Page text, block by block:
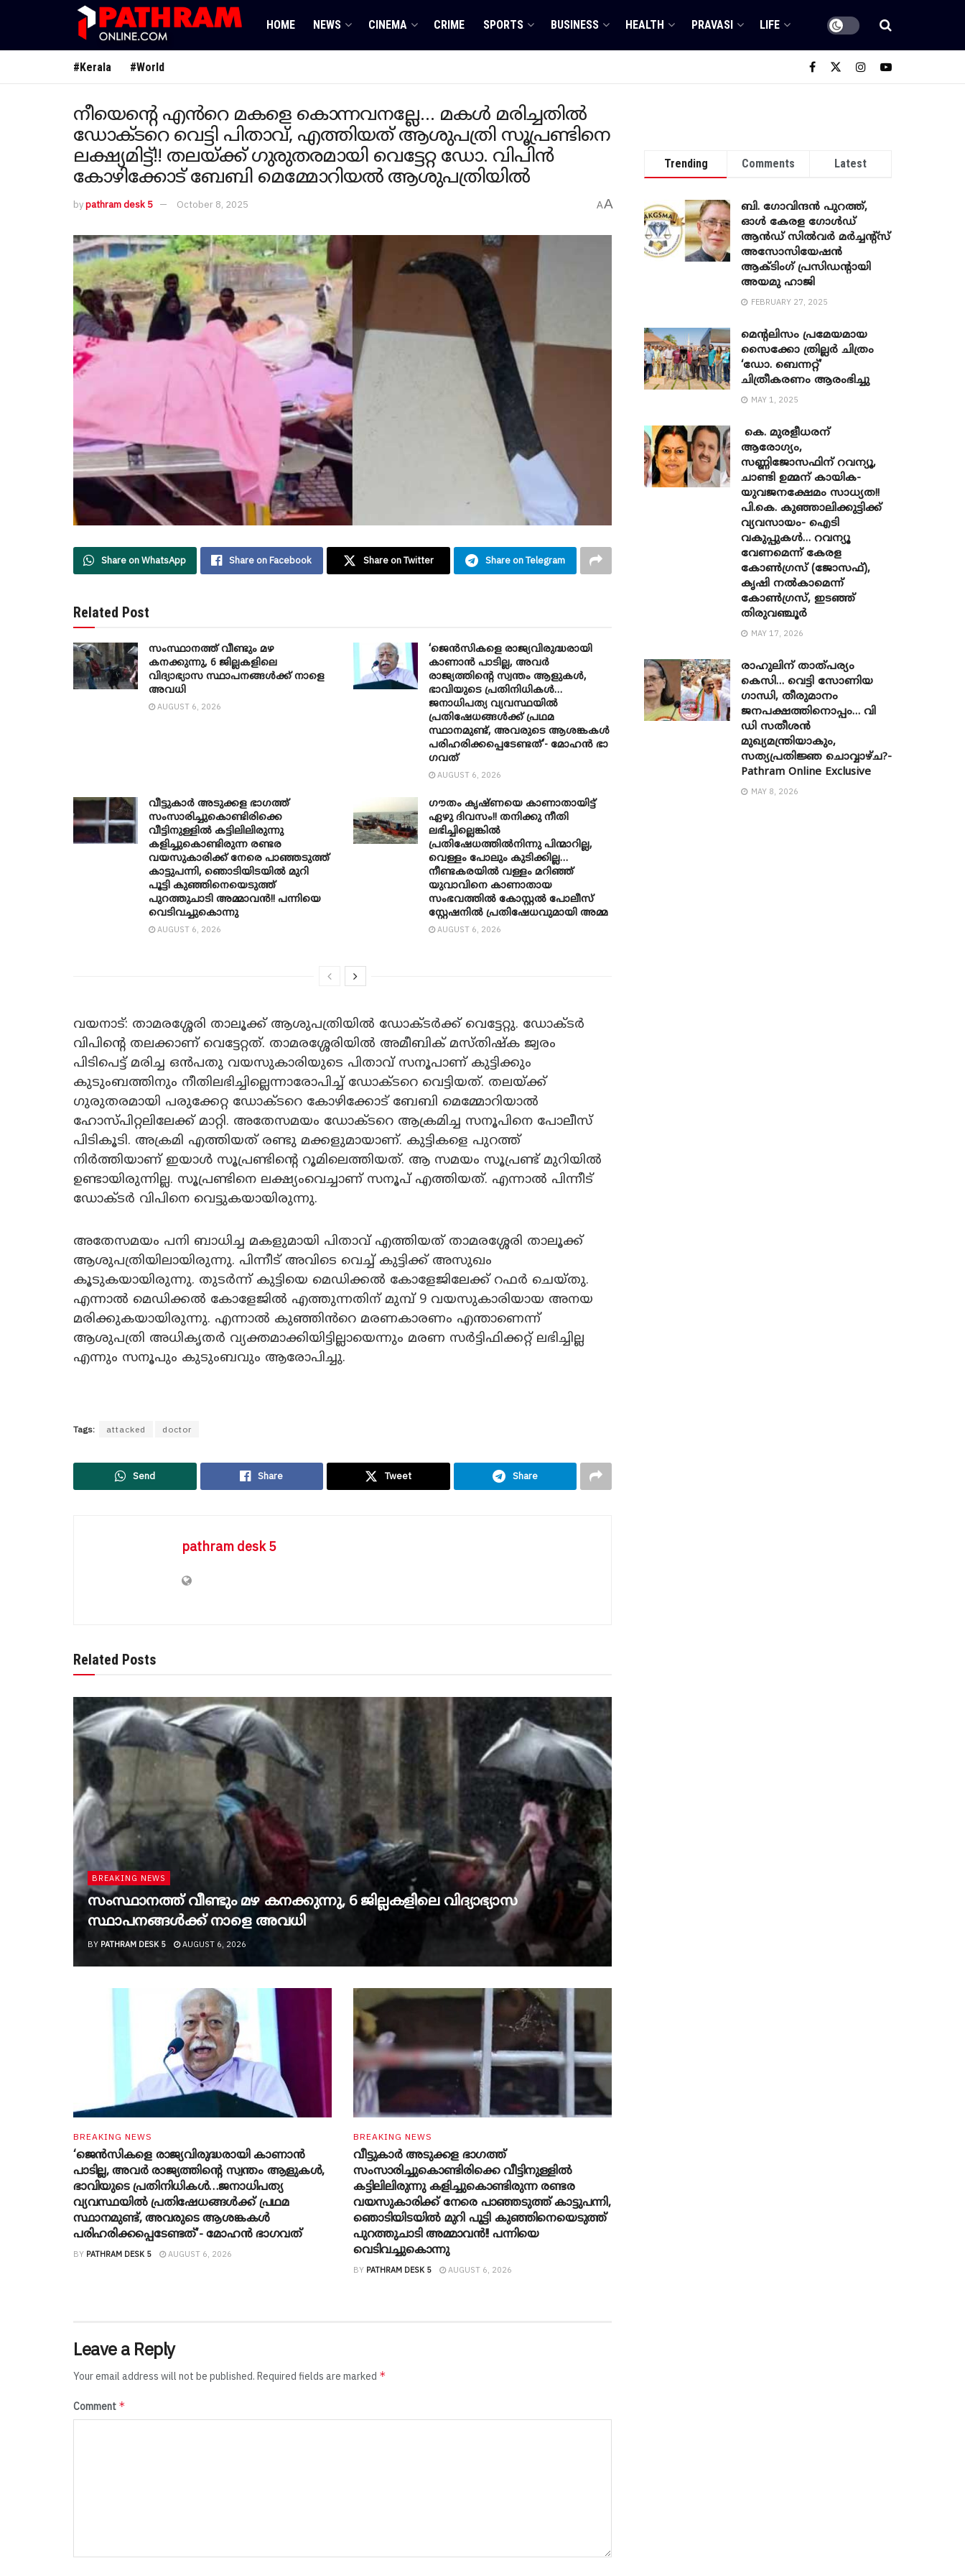
HOME NEWS CINEMA CRIME SPORTS BUSINESS HEALTH PRAVASI LIFE
#Kerala #World
നീയെന്റെ എൻറെ മകളെ കൊന്നവനല്ലേ… മകൾ മരിച്ചതിൽ
ഡോക്ടറെ വെട്ടി പിതാവ്, എത്തിയത് ആശുപത്രി സൂപ്രണ്ടിനെ
ലക്ഷ്യമിട്ട്!! തലയ്ക്ക് ​ഗുരുതരമായി വെട്ടേറ്റ ഡോ. വിപിൻ
കോഴിക്കോട് ബേബി മെമ്മോറിയൽ ആശുപത്രിയിൽ
bypathram desk 5 October 8, 2025 AA
Share on WhatsApp Share on Facebook Share on Twitter Share on Telegram
Related Post
സംസ്ഥാനത്ത് വീണ്ടും മഴ
കനക്കുന്നു, 6 ജില്ലകളിലെ
വിദ്യാഭ്യാസ സ്ഥാപനങ്ങൾക്ക് നാളെ
അവധി
AUGUST 6, 2026
‘ജെൻസികളെ രാജ്യവിരുദ്ധരായി
കാണാൻ പാടില്ല, അവർ
രാജ്യത്തിന്റെ സ്വന്തം ആളുകൾ,
ഭാവിയുടെ പ്രതിനിധികൾ…
ജനാധിപത്യ വ്യവസ്ഥയിൽ
പ്രതിഷേധങ്ങൾക്ക് പ്രഥമ
സ്ഥാനമുണ്ട്, അവരുടെ ആശങ്കകൾ
പരിഹരിക്കപ്പെടേണ്ടത്’- മോഹൻ ഭാ​
ഗവത്
AUGUST 6, 2026
വീട്ടുകാർ അ‌ടുക്കള ഭാ​ഗത്ത്
സംസാരിച്ചുകൊണ്ടിരിക്കെ
വീട്ടിനുള്ളിൽ കട്ടിലിലിരുന്നു
കളിച്ചുകൊണ്ടിരുന്ന രണ്ടര
വയസുകാരിക്ക് നേരെ പാഞ്ഞടുത്ത്
കാട്ടുപന്നി, ‍ഞൊടിയി‌ടയിൽ മുറി
പൂട്ടി കുഞ്ഞിനെയെടുത്ത്
പുറത്തുചാടി അമ്മാവൻ!! പന്നിയെ
വെടിവച്ചുകൊന്നു
AUGUST 6, 2026
ഗൗതം കൃഷ്ണയെ കാണാതായിട്ട്
ഏഴു ദിവസം!! തനിക്കു നീതി
ലഭിച്ചില്ലെങ്കിൽ
പ്രതിഷേധത്തിൽനിന്നു പിന്മാറില്ല,
വെള്ളം പോലും കുടിക്കില്ല…
നീണ്ടകരയിൽ വള്ളം മറിഞ്ഞ്
യുവാവിനെ കാണാതായ
സംഭവത്തിൽ കോസ്റ്റൽ പോലീസ്
സ്റ്റേഷനിൽ പ്രതിഷേധവുമായി അമ്മ
AUGUST 6, 2026
വയനാട്: താമരശ്ശേരി താലൂക്ക് ആശുപത്രിയിൽ ഡോക്ടർക്ക് വെട്ടേറ്റു. ഡോക്ടർ
വിപിൻ്റെ തലക്കാണ് വെട്ടേറ്റത്. താമരശ്ശേരിയിൽ അമീബിക് മസ്തിഷ്ക ജ്വരം
പിടിപെട്ട് മരിച്ച ഒൻപതു വയസുകാരിയുടെ പിതാവ് സനൂപാണ് കുട്ടിക്കും
കുടുംബത്തിനും നീതിലഭിച്ചില്ലെന്നാരോപിച്ച് ഡോക്ടറെ വെട്ടിയത്. ​തലയ്ക്ക്
ഗുരുതരമായി പരുക്കേറ്റ ഡോക്ടറെ കോഴിക്കോട് ബേബി മെമ്മോറിയാൽ
ഹോസ്പിറ്റലിലേക്ക് മാറ്റി. അതേസമയം ഡോക്ടറെ ആക്രമിച്ച സനൂപിനെ പോലീസ്
പിടികൂടി. അക്രമി എത്തിയത് രണ്ടു മക്കളുമായാണ്. കുട്ടികളെ പുറത്ത്
നിർത്തിയാണ് ഇയാൾ സൂപ്രണ്ടിൻ്റെ റൂമിലെത്തിയത്. ആ സമയം സൂപ്രണ്ട് മുറിയിൽ
ഉണ്ടായിരുന്നില്ല. സൂപ്രണ്ടിനെ ലക്ഷ്യംവെച്ചാണ് സനൂപ് എത്തിയത്. എന്നാൽ പിന്നീട്
ഡോക്ടർ വിപിനെ വെട്ടുകയായിരുന്നു.
അതേസമയം പനി ബാധിച്ച മകളുമായി പിതാവ് എത്തിയത് താമരശ്ശേരി താലൂക്ക്
ആശുപത്രിയിലായിരുന്നു. പിന്നീട് അവിടെ വെച്ച് കുട്ടിക്ക് അസുഖം
കൂടുകയായിരുന്നു. തുടർന്ന് കുട്ടിയെ മെഡിക്കൽ കോളേജിലേക്ക് റഫർ ചെയ്തു.
എന്നാൽ മെഡിക്കൽ കോളേജിൽ എത്തുന്നതിന് മുമ്പ് 9 വയസുകാരിയായ അനയ
മരിക്കുകയായിരുന്നു. എന്നാൽ കുഞ്ഞിൻറെ മരണകാരണം എന്താണെന്ന്
ആശുപത്രി അധികൃതർ വ്യക്തമാക്കിയിട്ടില്ലായെന്നും മരണ സർട്ടിഫിക്കറ്റ് ലഭിച്ചില്ല
എന്നും സനൂപും കുടുംബവും ആരോപിച്ചു.
Tags: attacked doctor
Send Share Tweet Share
pathram desk 5
Related Posts
BREAKING NEWS
സംസ്ഥാനത്ത് വീണ്ടും മഴ കനക്കുന്നു, 6 ജില്ലകളിലെ വിദ്യാഭ്യാസ
സ്ഥാപനങ്ങൾക്ക് നാളെ അവധി
BY PATHRAM DESK 5 AUGUST 6, 2026
BREAKING NEWS
‘ജെൻസികളെ രാജ്യവിരുദ്ധരായി കാണാൻ
പാടില്ല, അവർ രാജ്യത്തിന്റെ സ്വന്തം ആളുകൾ,
ഭാവിയുടെ പ്രതിനിധികൾ…ജനാധിപത്യ
വ്യവസ്ഥയിൽ പ്രതിഷേധങ്ങൾക്ക് പ്രഥമ
സ്ഥാനമുണ്ട്, അവരുടെ ആശങ്കകൾ
പരിഹരിക്കപ്പെടേണ്ടത്’- മോഹൻ ഭാ​ഗവത്
BY PATHRAM DESK 5 AUGUST 6, 2026
BREAKING NEWS
വീട്ടുകാർ അ‌ടുക്കള ഭാ​ഗത്ത്
സംസാരിച്ചുകൊണ്ടിരിക്കെ വീട്ടിനുള്ളിൽ
കട്ടിലിലിരുന്നു കളിച്ചുകൊണ്ടിരുന്ന രണ്ടര
വയസുകാരിക്ക് നേരെ പാഞ്ഞടുത്ത് കാട്ടുപന്നി,
‍ഞൊടിയി‌ടയിൽ മുറി പൂട്ടി കുഞ്ഞിനെയെടുത്ത്
പുറത്തുചാടി അമ്മാവൻ!! പന്നിയെ
വെടിവച്ചുകൊന്നു
BY PATHRAM DESK 5 AUGUST 6, 2026
Leave a Reply
Your email address will not be published. Required fields are marked *
Comment *
Trending Comments Latest
ബി. ​ഗോവിന്ദൻ പുറത്ത്,
ഓൾ കേരള ഗോൾഡ്
ആൻഡ് സിൽവർ മർച്ചന്റ്സ്
അസോസിയേഷൻ
ആക്ടിംഗ് പ്രസിഡന്റായി
അയമു ഹാജി
FEBRUARY 27, 2025
മെന്‍റലിസം പ്രമേയമായ
സൈക്കോ ത്രില്ലർ ചിത്രം
‘ഡോ. ബെന്നറ്റ്’
ചിത്രീകരണം ആരംഭിച്ചു
MAY 1, 2025
കെ. മുരളീധരന്
ആരോഗ്യം,
സണ്ണിജോസഫിന് റവന്യൂ,
ചാണ്ടി ഉമ്മന് കായിക-
യുവജനക്ഷേമം സാധ്യത!!
പി.കെ. കുഞ്ഞാലിക്കുട്ടിക്ക്
വ്യവസായം- ഐടി
വകുപ്പുകൾ… റവന്യൂ
വേണമെന്ന് കേരള
കോൺഗ്രസ് (ജോസഫ്),
കൃഷി നൽകാമെന്ന്
കോൺഗ്രസ്, ഇടഞ്ഞ്
തിരുവഞ്ചൂർ
MAY 17, 2026
രാഹുലിന് താത്പര്യം
കെസി… വെട്ടി സോണിയ ​
ഗാന്ധി, തീരുമാനം
ജനപക്ഷത്തിനൊപ്പം… വി
ഡി സതീശൻ
മുഖ്യമന്ത്രിയാകും,
സത്യപ്രതിജ്ഞ ചൊവ്വാഴ്ച?-
Pathram Online Exclusive
MAY 8, 2026